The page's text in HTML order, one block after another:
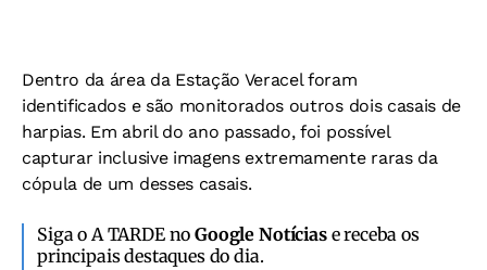
Dentro da área da Estação Veracel foram
identificados e são monitorados outros dois casais de
harpias. Em abril do ano passado, foi possível
capturar inclusive imagens extremamente raras da
cópula de um desses casais.
Siga o A TARDE noGoogle Notíciase receba os
principais destaques do dia.